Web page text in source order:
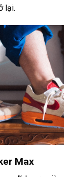
lại.
Max